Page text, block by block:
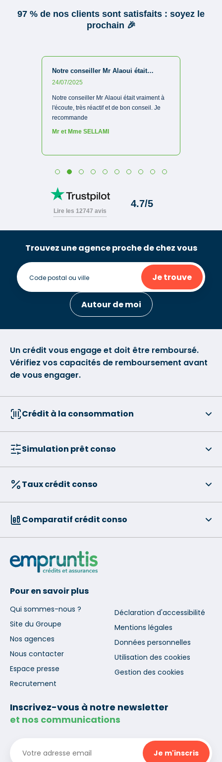
Trouvez une agence proche de chez vous
Je trouve
Autour de moi
Un crédit vous engage et doit être remboursé.
Vérifiez vos capacités de remboursement avant
de vous engager.
Crédit à la consommation
Simulation prêt conso
Taux crédit conso
Comparatif crédit conso
Pour en savoir plus
Qui sommes-nous ?
Site du Groupe
Nos agences
Nous contacter
Espace presse
Recrutement
Déclaration d'accessibilité
Mentions légales
Données personnelles
Utilisation des cookies
Gestion des cookies
Inscrivez-vous à notre newsletter
et nos communications